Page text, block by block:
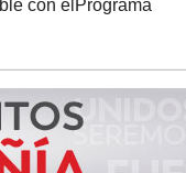
con el Programa